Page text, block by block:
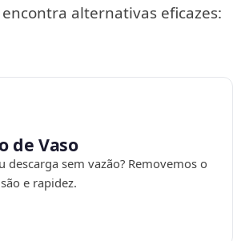
encontra alternativas eficazes:
de Vaso
descarga sem vazão? Removemos o
e rapidez.